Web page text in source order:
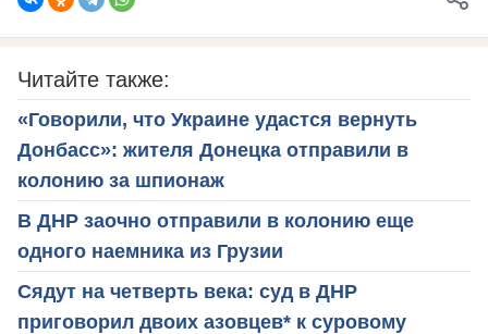
Читайте также:
«Говорили, что Украине удастся вернуть
Донбасс»: жителя Донецка отправили в
колонию за шпионаж
В ДНР заочно отправили в колонию еще
одного наемника из Грузии
Сядут на четверть века: суд в ДНР
приговорил двоих азовцев* к суровому